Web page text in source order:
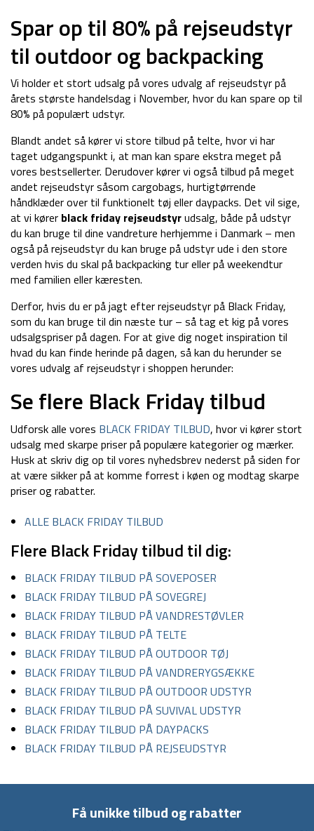
Spar op til 80% på rejseudstyr
til outdoor og backpacking
Vi holder et stort udsalg på vores udvalg af rejseudstyr på
årets største handelsdag i November, hvor du kan spare op til
80% på populært udstyr.
Blandt andet så kører vi store tilbud på telte, hvor vi har
taget udgangspunkt i, at man kan spare ekstra meget på
vores bestsellerter. Derudover kører vi også tilbud på meget
andet rejseudstyr såsom cargobags, hurtigtørrende
håndklæder over til funktionelt tøj eller daypacks. Det vil sige,
at vi kører black friday rejseudstyrudsalg, både på udstyr
du kan bruge til dine vandreture herhjemme i Danmark – men
også på rejseudstyr du kan bruge på udstyr ude i den store
verden hvis du skal på backpacking tur eller på weekendtur
med familien eller kæresten.
Derfor, hvis du er på jagt efter rejseudstyr på Black Friday,
som du kan bruge til din næste tur – så tag et kig på vores
udsalgspriser på dagen. For at give dig noget inspiration til
hvad du kan finde herinde på dagen, så kan du herunder se
vores udvalg af rejseudstyr i shoppen herunder:
Se flere Black Friday tilbud
Udforsk alle vores BLACK FRIDAY TILBUD, hvor vi kører stort
udsalg med skarpe priser på populære kategorier og mærker.
Husk at skriv dig op til vores nyhedsbrev nederst på siden for
at være sikker på at komme forrest i køen og modtag skarpe
priser og rabatter.
ALLE BLACK FRIDAY TILBUD
Flere Black Friday tilbud til dig:
BLACK FRIDAY TILBUD PÅ SOVEPOSER
BLACK FRIDAY TILBUD PÅ SOVEGREJ
BLACK FRIDAY TILBUD PÅ VANDRESTØVLER
BLACK FRIDAY TILBUD PÅ TELTE
BLACK FRIDAY TILBUD PÅ OUTDOOR TØJ
BLACK FRIDAY TILBUD PÅ VANDRERYGSÆKKE
BLACK FRIDAY TILBUD PÅ OUTDOOR UDSTYR
BLACK FRIDAY TILBUD PÅ SUVIVAL UDSTYR
BLACK FRIDAY TILBUD PÅ DAYPACKS
BLACK FRIDAY TILBUD PÅ REJSEUDSTYR
Få unikke tilbud og rabatter